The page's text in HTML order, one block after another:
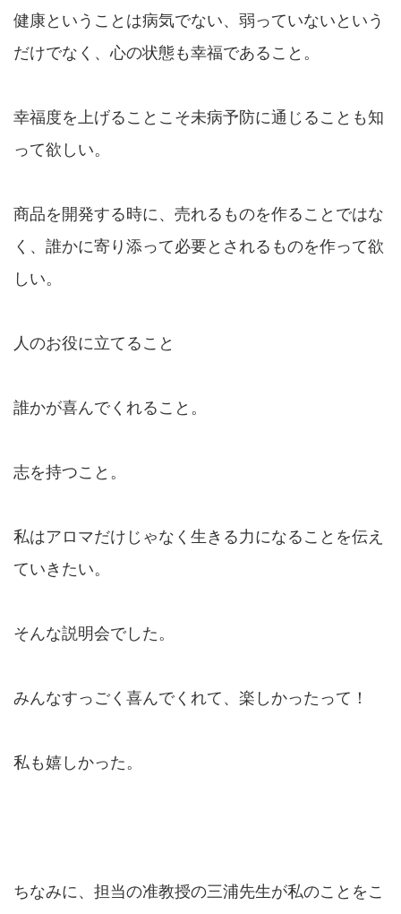
健康ということは病気でない、弱っていないという
だけでなく、心の状態も幸福であること。
幸福度を上げることこそ未病予防に通じることも知
って欲しい。
商品を開発する時に、売れるものを作ることではな
く、誰かに寄り添って必要とされるものを作って欲
しい。
人のお役に立てること
誰かが喜んでくれること。
志を持つこと。
私はアロマだけじゃなく生きる力になることを伝え
ていきたい。
そんな説明会でした。
みんなすっごく喜んでくれて、楽しかったって！
私も嬉しかった。
ちなみに、担当の准教授の三浦先生が私のことをこ